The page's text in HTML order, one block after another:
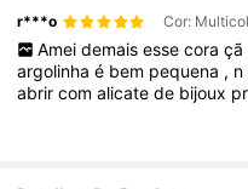
r***o
Amei demais esse cora çã
argolinhaé bem pequena , n
abrircomalicatede bijoux